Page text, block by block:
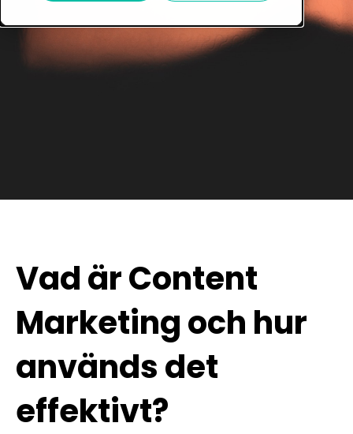
Vad är Content
Marketing och hur
används det
effektivt?